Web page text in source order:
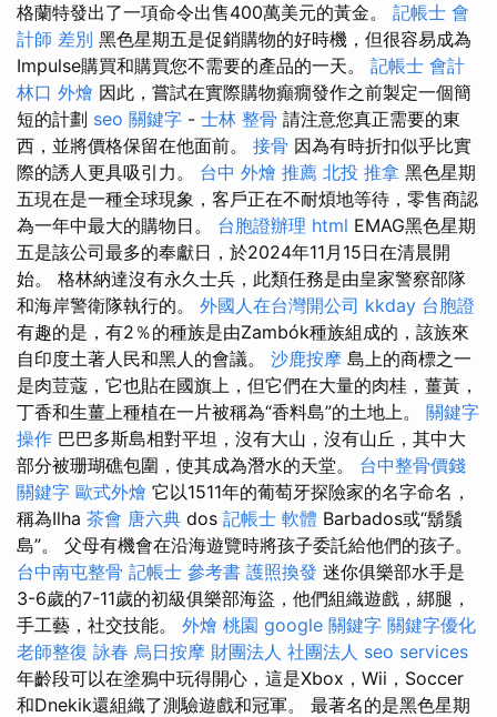
格蘭特發出了一項命令出售400萬美元的黃金。 記帳士 會
計師 差別 黑色星期五是促銷購物的好時機，但很容易成為
Impulse購買和購買您不需要的產品的一天。 記帳士 會計
林口 外燴 因此，嘗試在實際購物癲癇發作之前製定一個簡
短的計劃 seo 關鍵字 - 士林 整骨 請注意您真正需要的東
西，並將價格保留在他面前。 接骨 因為有時折扣似乎比實
際的誘人更具吸引力。 台中 外燴 推薦 北投 推拿 黑色星期
五現在是一種全球現象，客戶正在不耐煩地等待，零售商認
為一年中最大的購物日。 台胞證辦理 html EMAG黑色星期
五是該公司最多的奉獻日，於2024年11月15日在清晨開
始。 格林納達沒有永久士兵，此類任務是由皇家警察部隊
和海岸警衛隊執行的。 外國人在台灣開公司 kkday 台胞證
有趣的是，有2％的種族是由Zambók種族組成的，該族來
自印度土著人民和黑人的會議。 沙鹿按摩 島上的商標之一
是肉荳蔻，它也貼在國旗上，但它們在大量的肉桂，薑黃，
丁香和生薑上種植在一片被稱為“香料島”的土地上。 關鍵字
操作 巴巴多斯島相對平坦，沒有大山，沒有山丘，其中大
部分被珊瑚礁包圍，使其成為潛水的天堂。 台中整骨價錢
關鍵字 歐式外燴 它以1511年的葡萄牙探險家的名字命名，
稱為Ilha 茶會 唐六典 dos 記帳士 軟體 Barbados或“鬍鬚
島”。 父母有機會在沿海遊覽時將孩子委託給他們的孩子。
台中南屯整骨 記帳士 參考書 護照換發 迷你俱樂部水手是
3-6歲的7-11歲的初級俱樂部海盜，他們組織遊戲，綁腿，
手工藝，社交技能。 外燴 桃園 google 關鍵字 關鍵字優化
老師整復 詠春 烏日按摩 財團法人 社團法人 seo services
年齡段可以在塗鴉中玩得開心，這是Xbox，Wii，Soccer
和Dnekik還組織了測驗遊戲和冠軍。 最著名的是黑色星期